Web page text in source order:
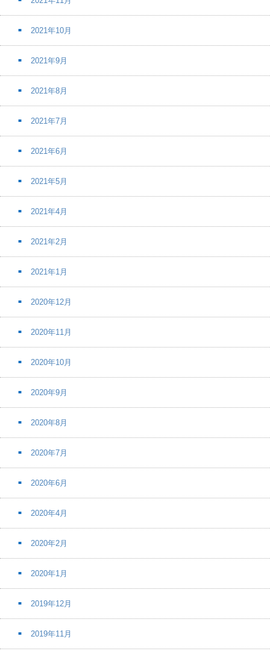
2021年10月
2021年9月
2021年8月
2021年7月
2021年6月
2021年5月
2021年4月
2021年2月
2021年1月
2020年12月
2020年11月
2020年10月
2020年9月
2020年8月
2020年7月
2020年6月
2020年4月
2020年2月
2020年1月
2019年12月
2019年11月